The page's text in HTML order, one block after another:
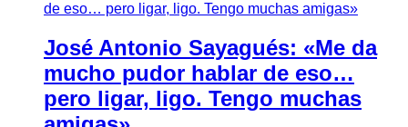
José Antonio Sayagués: «Me da
mucho pudor hablar de eso…
pero ligar, ligo. Tengo muchas